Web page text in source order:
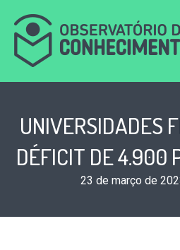
UNIVERSIDADES
DÉFICIT DE 4.900
23 de março de